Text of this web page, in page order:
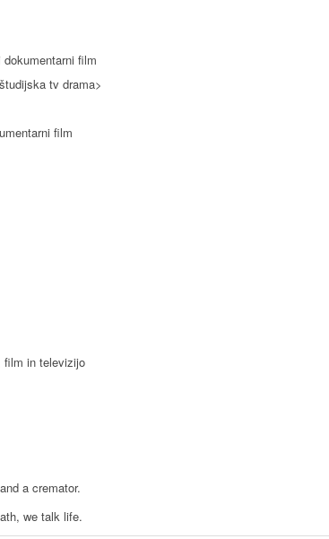
film
tv drama>
film
film in televizijo
a cremator.
we talk life.